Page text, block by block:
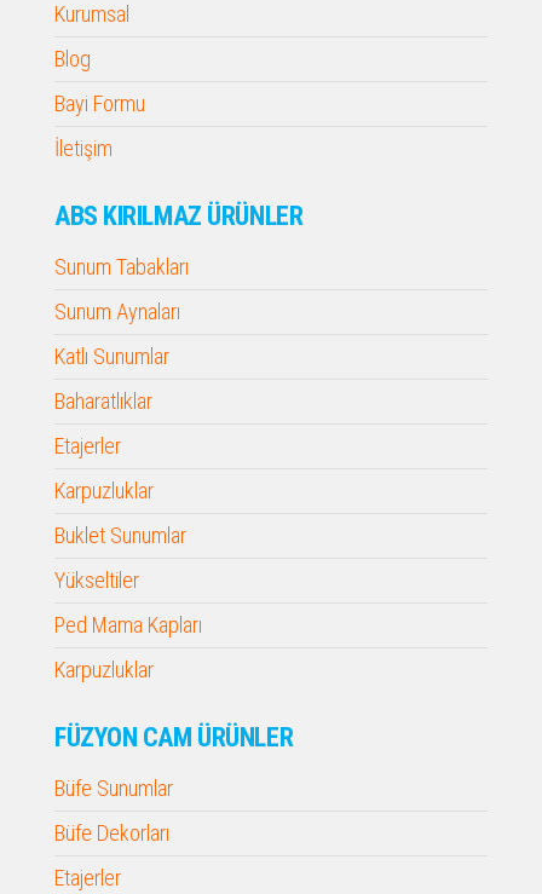
Kurumsal
Blog
Bayi Formu
İletişim
ABS KIRILMAZ ÜRÜNLER
Sunum Tabakları
Sunum Aynaları
Katlı Sunumlar
Baharatlıklar
Etajerler
Karpuzluklar
Buklet Sunumlar
Yükseltiler
Ped Mama Kapları
Karpuzluklar
FÜZYON CAM ÜRÜNLER
Büfe Sunumlar
Büfe Dekorları
Etajerler